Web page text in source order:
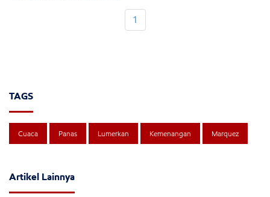
1
TAGS
Cuaca Panas Lumerkan Kemenangan Marquez
Artikel Lainnya